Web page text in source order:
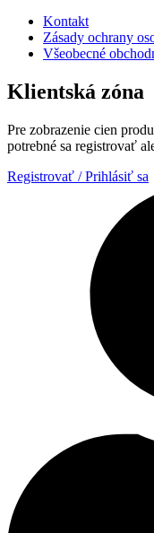
Kontakt
Zásady ochrany
Všeobecné
Klientská zóna
Pre zobrazenie cien
potrebné sa registrovať
Registrovať / Prihlásiť sa